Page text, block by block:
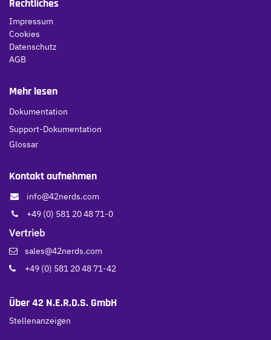
Rechtliches
Impressum
Cookies
Datenschutz
AGB
Mehr lesen
Dokumentation
Support-Dokumentation
Glossar
Kontakt aufnehmen
info@42nerds.com
+49 (0) 581 20 48 71-0
Vertrieb
sales@42nerds.com
+49 (0) 581 20 48 71-42
Über 42 N.E.R.D.S. GmbH
Stellenanzeigen